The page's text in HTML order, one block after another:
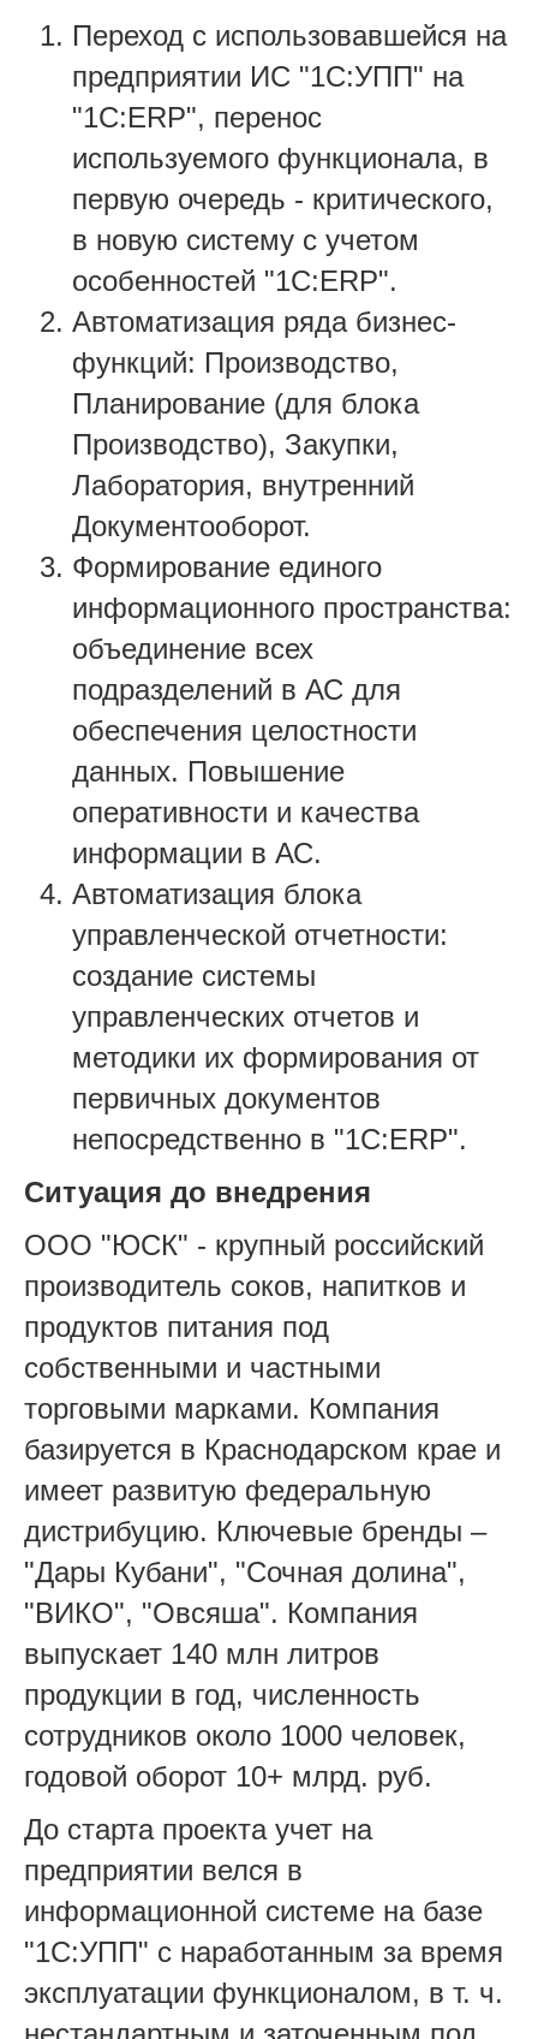
Переход с использовавшейся на
предприятии ИС "1С:УПП" на
"1С:ERP", перенос
используемого функционала, в
первую очередь - критического,
в новую систему с учетом
особенностей "1С:ERP".
Автоматизация ряда бизнес-
функций: Производство,
Планирование (для блока
Производство), Закупки,
Лаборатория, внутренний
Документооборот.
Формирование единого
информационного пространства:
объединение всех
подразделений в АС для
обеспечения целостности
данных. Повышение
оперативности и качества
информации в АС.
Автоматизация блока
управленческой отчетности:
создание системы
управленческих отчетов и
методики их формирования от
первичных документов
непосредственно в "1С:ERP".
Ситуация до внедрения
ООО "ЮСК" - крупный российский
производитель соков, напитков и
продуктов питания под
собственными и частными
торговыми марками. Компания
базируется в Краснодарском крае и
имеет развитую федеральную
дистрибуцию. Ключевые бренды –
"Дары Кубани", "Сочная долина",
"ВИКО", "Овсяша". Компания
выпускает 140 млн литров
продукции в год, численность
сотрудников около 1000 человек,
годовой оборот 10+ млрд. руб.
До старта проекта учет на
предприятии велся в
информационной системе на базе
"1С:УПП" с наработанным за время
эксплуатации функционалом, в т. ч.